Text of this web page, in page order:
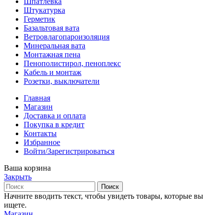
Штукатурка
Герметик
Базальтовая вата
Ветровлагопароизоляция
Минеральная вата
Монтажная пена
Пенополистирол, пеноплекс
Кабель и монтаж
Розетки, выключатели
Главная
Магазин
Доставка и оплата
Покупка в кредит
Контакты
Избранное
Войти/Зарегистрироваться
Ваша корзина
Закрыть
Поиск
Начните вводить текст, чтобы увидеть товары, которые вы
ищете.